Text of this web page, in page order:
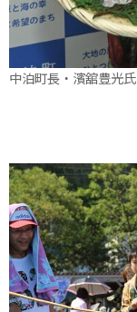
中泊町長・濱舘豊光氏